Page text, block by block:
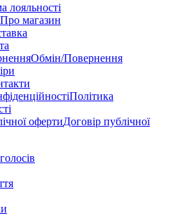
лояльності
Про магазин
Обмін/Повернення
Політика
Договір публічної
голосів